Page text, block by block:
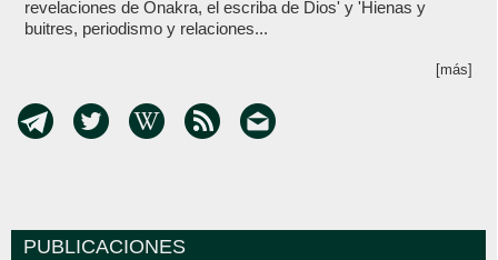
revelaciones de Onakra, el escriba de Dios' y 'Hienas y
buitres, periodismo y relaciones...
[más]
PUBLICACIONES